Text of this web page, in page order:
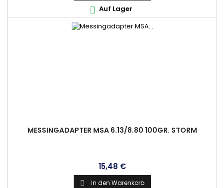
 Auf Lager
MESSINGADAPTER MSA 6.13/8.80 100GR. STORM
Preis
15,48 €
 In den Warenkorb